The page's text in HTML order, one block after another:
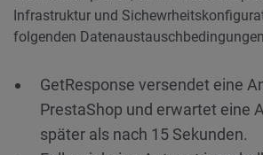
Infrastruktur und
folgenden
GetResponse versendet eine
PrestaShop und erwartet eine
später als nach 15 Sekunden.